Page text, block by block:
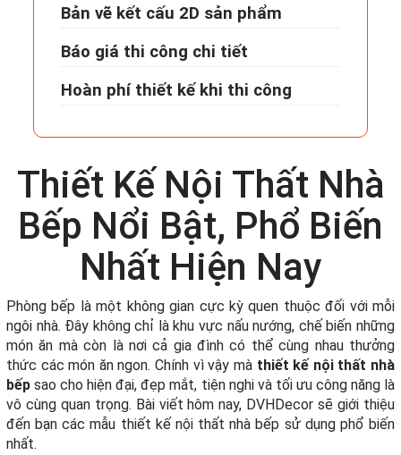
Bản vẽ kết cấu 2D sản phẩm
Báo giá thi công chi tiết
Hoàn phí thiết kế khi thi công
Thiết Kế Nội Thất Nhà
Bếp Nổi Bật, Phổ Biến
Nhất Hiện Nay
Phòng bếp là một không gian cực kỳ quen thuộc đối với mỗi
ngôi nhà. Đây không chỉ là khu vực nấu nướng, chế biến những
món ăn mà còn là nơi cả gia đình có thể cùng nhau thưởng
thức các món ăn ngon. Chính vì vậy mà thiết kế nội thất nhà
bếpsao cho hiện đại, đẹp mắt, tiện nghi và tối ưu công năng là
vô cùng quan trọng. Bài viết hôm nay, DVHDecor sẽ giới thiệu
đến bạn các mẫu thiết kế nội thất nhà bếp sử dụng phổ biến
nhất.